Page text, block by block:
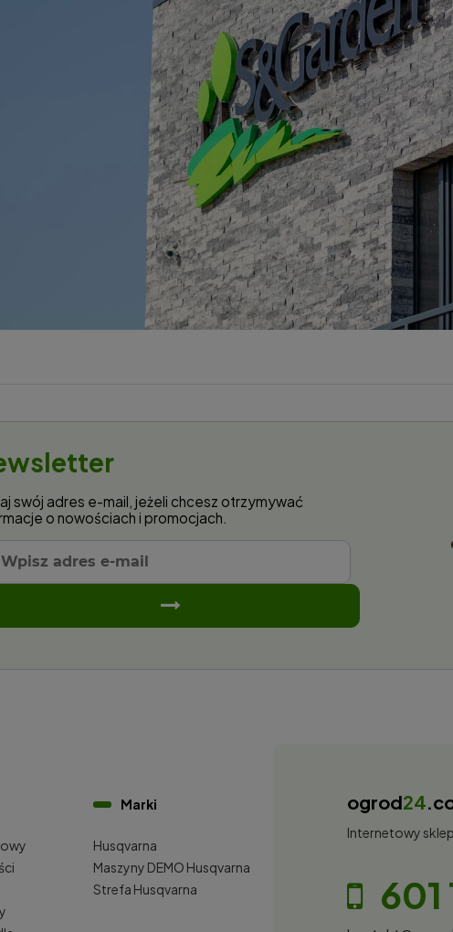
swój adres e-mail, jeżeli chcesz otrzymywać
o nowościach i promocjach.
ogrod24
Internetowy
601
Marki
Husqvarna
Maszyny DEMO Husqvarna
Strefa Husqvarna